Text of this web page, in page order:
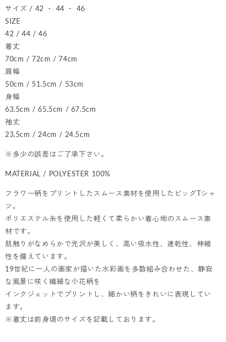
サイズ / 42 ・ 44 ・ 46
SIZE
42 / 44 / 46
着丈
70cm / 72cm / 74cm
肩幅
50cm / 51.5cm / 53cm
身幅
63.5cm / 65.5cm / 67.5cm
袖丈
23.5cm / 24cm / 24.5cm
※多少の誤差はご了承下さい。
MATERIAL / POLYESTER 100%
フラワー柄をプリントしたスムース素材を使用したビッグTシャ
ツ。
ポリエステル糸を使用した軽くて柔らかい着心地のスムース素
材です。
肌触りがなめらかで光沢が美しく、高い吸水性、速乾性、伸縮
性を備えています。
19世紀に一人の画家が描いた水彩画を多数組み合わせた、静寂
な風景に咲く繊細な小花柄を
インクジェットでプリントし、細かい柄をきれいに表現してい
ます。
※着丈は前身頃のサイズを記載しております。